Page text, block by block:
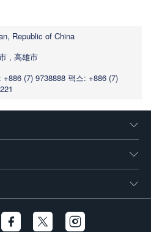
Republic of China
, 高雄市
+886 (7) 9738888 팩스: +886 (7)